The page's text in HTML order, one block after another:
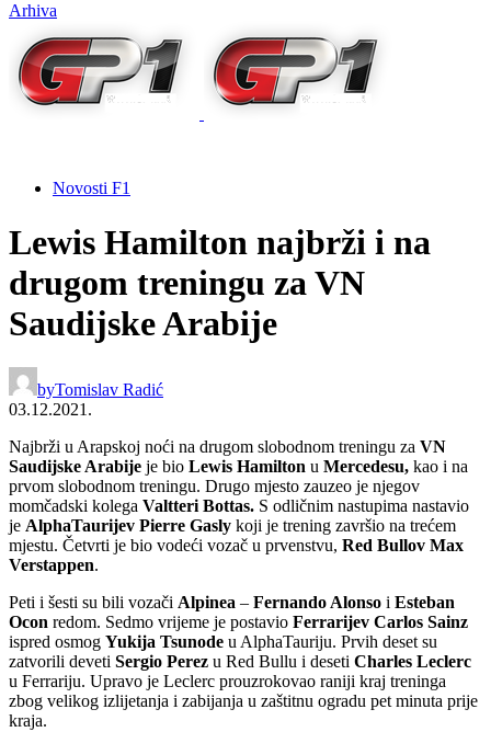
Arhiva
Novosti F1
Lewis Hamilton najbrži i na
drugom treningu za VN
Saudijske Arabije
byTomislav Radić
03.12.2021.
Najbrži u Arapskoj noći na drugom slobodnom treningu za VN
Saudijske Arabije je bio Lewis Hamilton u Mercedesu, kao i na
prvom slobodnom treningu. Drugo mjesto zauzeo je njegov
momčadski kolega Valtteri Bottas. S odličnim nastupima nastavio
je AlphaTaurijev Pierre Gasly koji je trening završio na trećem
mjestu. Četvrti je bio vodeći vozač u prvenstvu, Red Bullov Max
Verstappen.
Peti i šesti su bili vozači Alpinea – Fernando Alonso i Esteban
Ocon redom. Sedmo vrijeme je postavio Ferrarijev Carlos Sainz
ispred osmog Yukija Tsunode u AlphaTauriju. Prvih deset su
zatvorili deveti Sergio Perez u Red Bullu i deseti Charles Leclerc
u Ferrariju. Upravo je Leclerc prouzrokovao raniji kraj treninga
zbog velikog izlijetanja i zabijanja u zaštitnu ogradu pet minuta prije
kraja.